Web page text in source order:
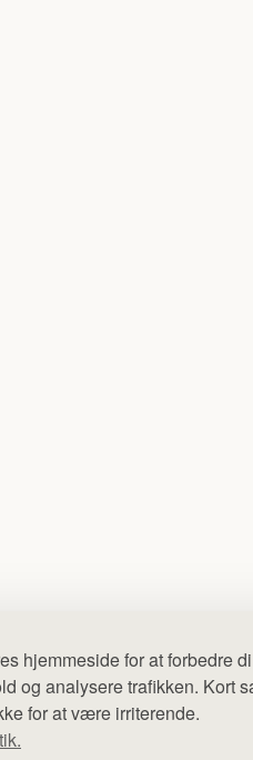
hjemmeside for at forbedre
og analysere trafikken. Kort
for at være irriterende.